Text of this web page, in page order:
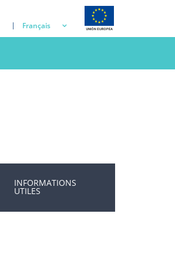
Français
INFORMATIONS
UTILES